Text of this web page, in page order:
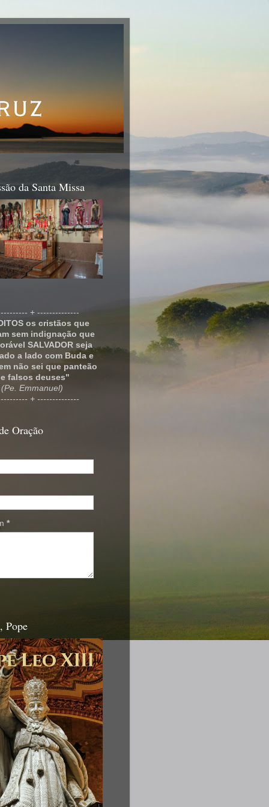
da Santa Missa
+ --------------
os cristãos que
sem indignação que
SALVADOR seja
a lado com Buda e
não sei que panteão
falsos deuses"
(Pe. Emmanuel)
+ --------------
Oração
*
Pope